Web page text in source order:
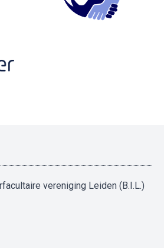
vereniging Leiden (B.I.L.)